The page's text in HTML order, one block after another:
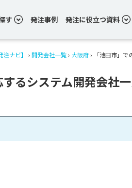
す 発注事例 発注に役立つ資料
ナビ】 › 開発会社一覧 › 大阪府 › 「池田市」
するシステム開発会社